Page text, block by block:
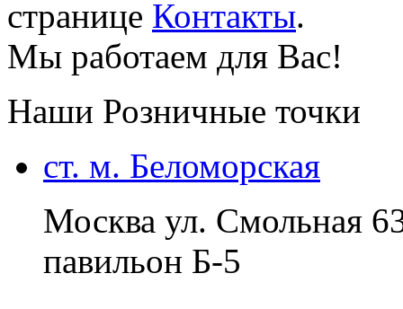
странице Контакты.
Мы работаем для Вас!
Наши Розничные точки
ст. м. Беломорская
Москва ул. Смольная
павильон Б-5